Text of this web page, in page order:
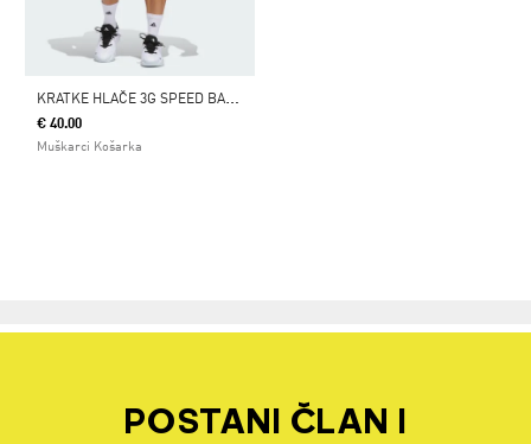
K
RATKE HLAČE 3G SPEED BASKETBALL AEROREADY
€ 40.00
Muškarci Košarka
POSTANI ČLAN I